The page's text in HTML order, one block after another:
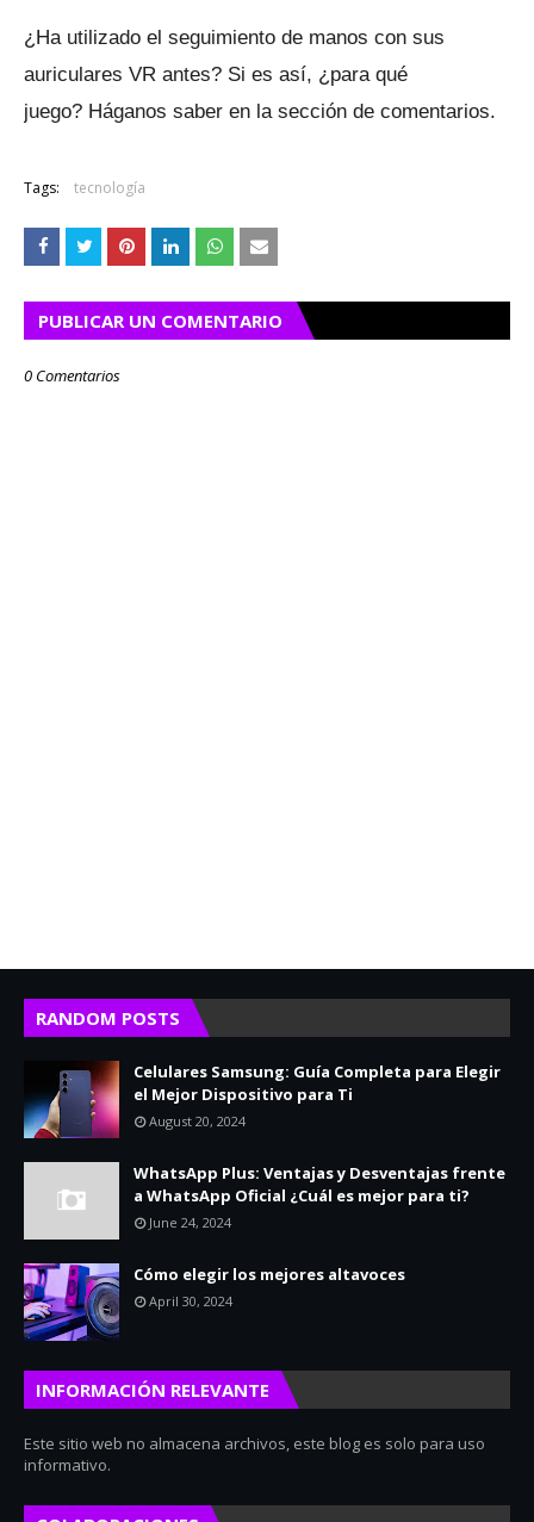
¿Ha utilizado el seguimiento de manos con sus
auriculares VR antes? Si es así, ¿para qué
juego? Háganos saber en la sección de comentarios.
Tags: tecnología
PUBLICAR UN COMENTARIO
0 Comentarios
RANDOM POSTS
Celulares Samsung: Guía Completa para Elegir
el Mejor Dispositivo para Ti
August 20, 2024
WhatsApp Plus: Ventajas y Desventajas frente
a WhatsApp Oficial ¿Cuál es mejor para ti?
June 24, 2024
Cómo elegir los mejores altavoces
April 30, 2024
INFORMACIÓN RELEVANTE
Este sitio web no almacena archivos, este blog es solo para uso
informativo.